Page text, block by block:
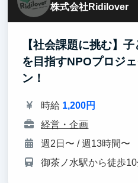
株式会社Ridilover
【社会課題に挑む】
を目指すNPOプロジ
ン！
時給 1,200円
経営・企画
週2日〜 / 週13時間〜
御茶ノ水駅から徒歩10